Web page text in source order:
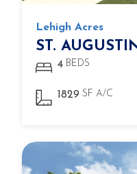
Lehigh Acres
ST.
4 BEDS
1829 SF A/C